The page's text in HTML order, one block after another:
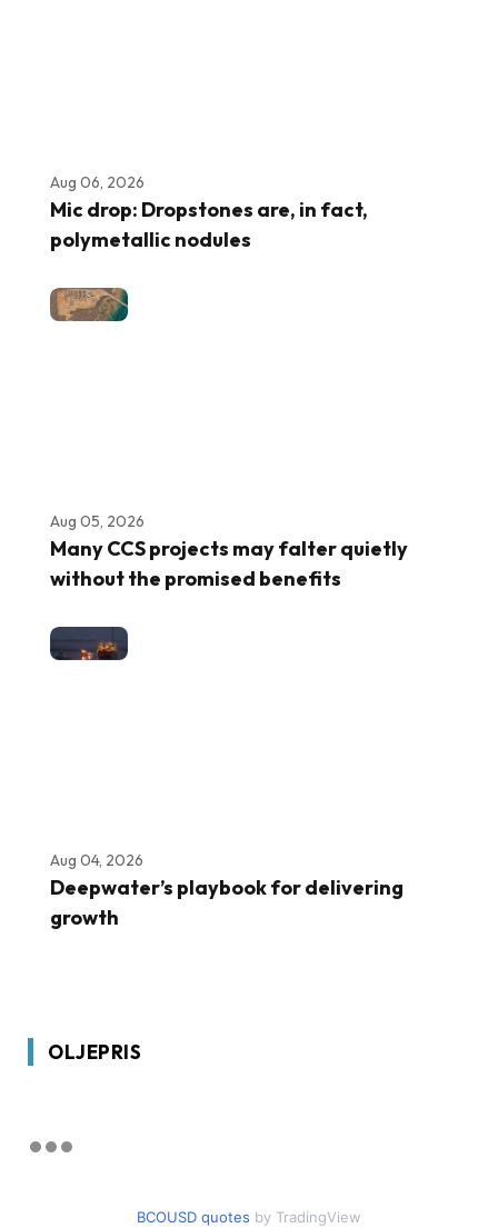
Aug 06, 2026
Mic drop: Dropstones are, in fact,
polymetallic nodules
Aug 05, 2026
Many CCS projects may falter quietly
without the promised benefits
Aug 04, 2026
Deepwater’s playbook for delivering
growth
OLJEPRIS
BCOUSD quotes by TradingView